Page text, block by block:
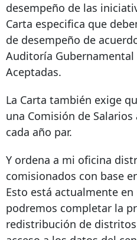
desempeño de las
Carta especifica que
de desempeño de
Auditoría
Aceptadas.
La Carta también exige
una Comisión de
cada año par.
Y ordena a mi oficina
comisionados con base
Esto está actualmente
podremos completar la
redistribución de